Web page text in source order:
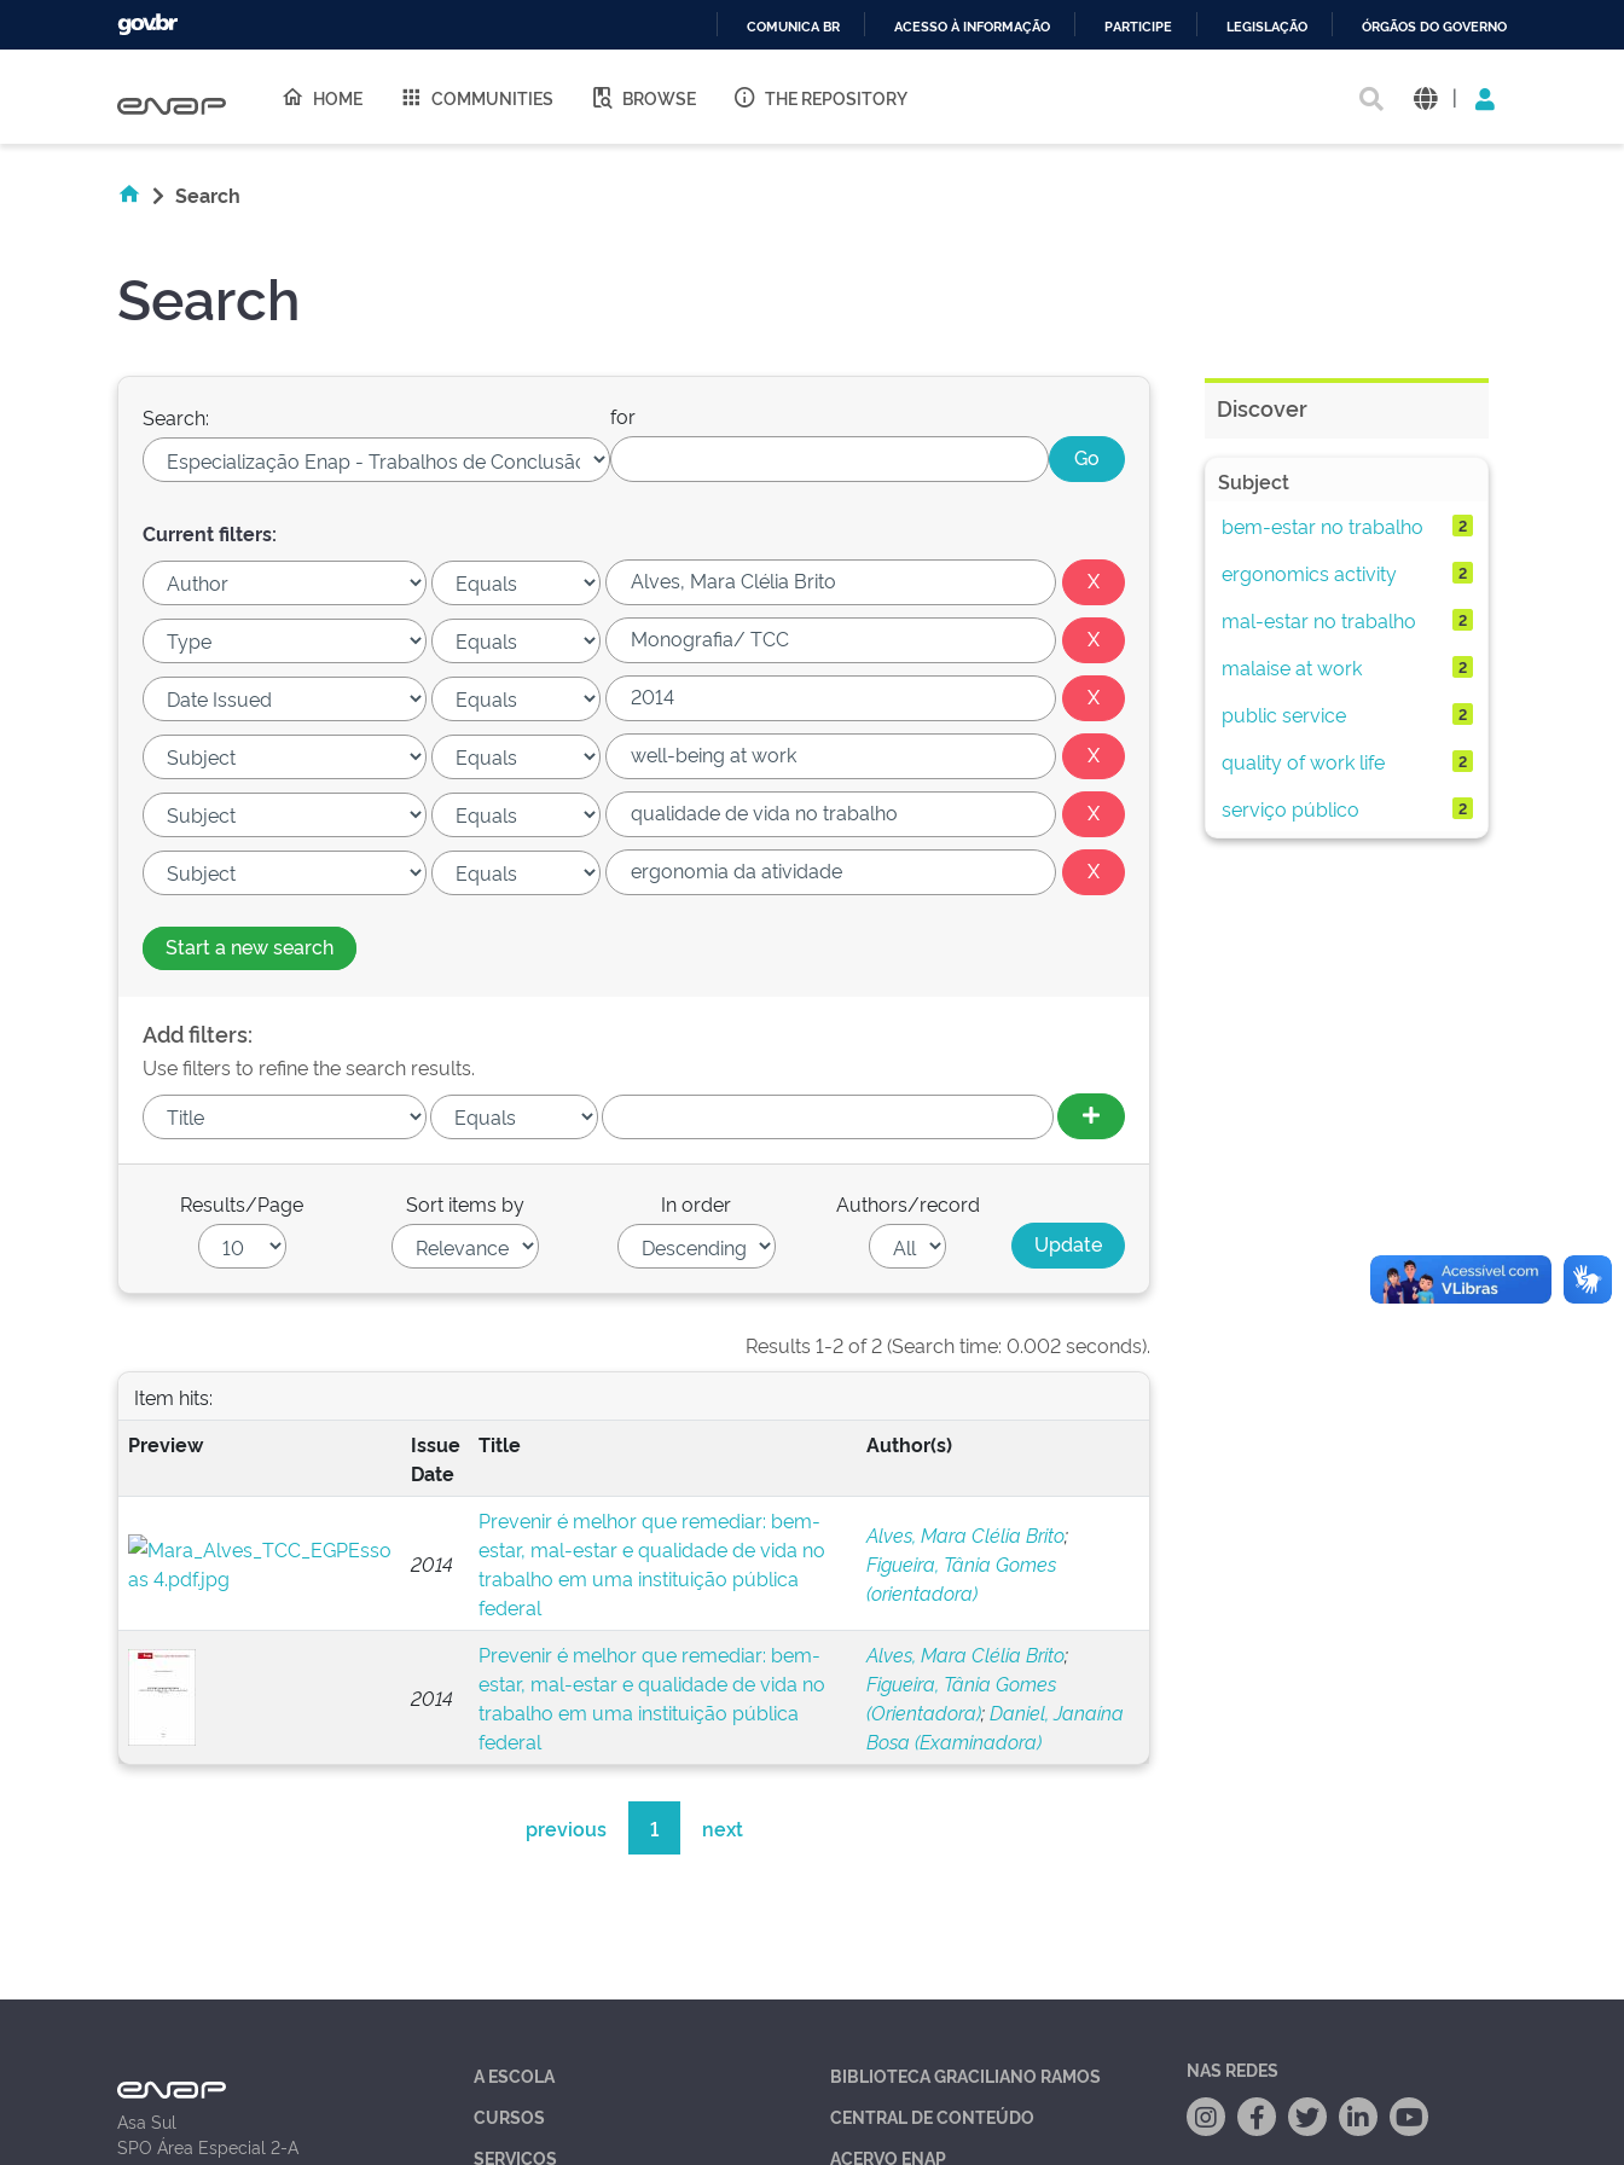
O
COMUNICA BR ACESSO À INFORMAÇÃO PARTICIPE LEGISLAÇÃO ÓRGÃOS DO GOVERNO
HOME COMMUNITIES BROWSE THE REPOSITORY |
Search
Search
Search: for
Current filters:
Start a new search
Add filters:
Use filters to refine the search results.
Results/Page Sort items by In order Authors/record
Results 1-2 of 2 (Search time: 0.002 seconds).
Item hits:
Preview
Issue
Date
Title Author(s)
2014
Prevenir é melhor que remediar: bem-
estar, mal-estar e qualidade de vida no
trabalho em uma instituição pública
federal
Alves, Mara Clélia Brito;
Figueira, Tânia Gomes
(orientadora)
2014
Prevenir é melhor que remediar: bem-
estar, mal-estar e qualidade de vida no
trabalho em uma instituição pública
federal
Alves, Mara Clélia Brito;
Figueira, Tânia Gomes
(Orientadora);Daniel, Janaína
Bosa (Examinadora)
previous 1 next
Discover
Subject
bem-estar no trabalho
2
ergonomics activity 2
mal-estar no trabalho 2
malaise at work 2
public service 2
quality of work life 2
serviço público 2
Asa Sul
SPO Área Especial 2-A
A ESCOLA
CURSOS
SERVIÇOS
BIBLIOTECA GRACILIANO RAMOS
CENTRAL DE CONTEÚDO
ACERVO ENAP
NAS REDES